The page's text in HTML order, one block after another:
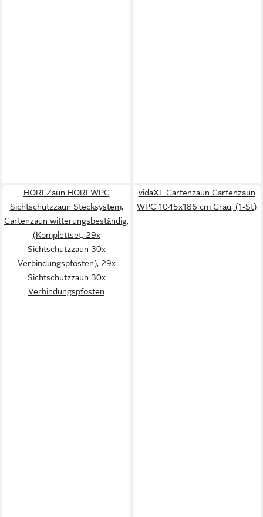
HORI Zaun HORI WPC
Sichtschutzzaun Stecksystem,
Gartenzaun witterungsbeständig,
(Komplettset, 29x
Sichtschutzzaun 30x
Verbindungspfosten), 29x
Sichtschutzzaun 30x
Verbindungspfosten
vidaXL Gartenzaun Gartenzaun
WPC 1045x186 cm Grau, (1-St)